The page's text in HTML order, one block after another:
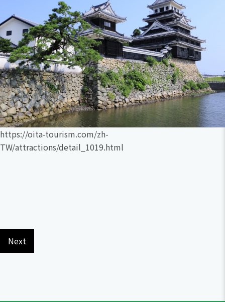
https://oita-tourism.com/zh-
TW/attractions/detail_1019.html
Next